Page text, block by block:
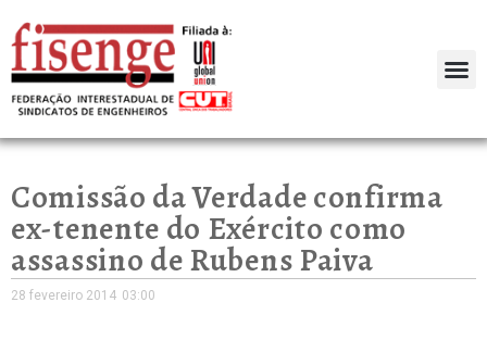
Comissão da Verdade confirma
ex-tenente do Exército como
assassino de Rubens Paiva
28 fevereiro 2014 03:00